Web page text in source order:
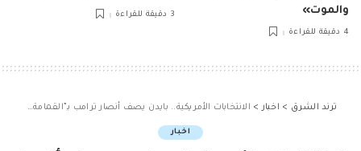
والموت»
4 دقيقة للقراءة
3 دقيقة للقراءة
ترند الشرق > اخبار > الانتخابات الأمريكية.. بايدن يصف أنصار ترامب بـ”القمامة” وها
اخبار